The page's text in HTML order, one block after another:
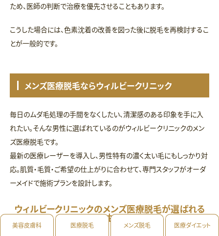
ため、医師の判断で治療を優先させることもあります。
こうした場合には、色素沈着の改善を図った後に脱毛を再検討するこ
とが一般的です。
メンズ医療脱毛ならウィルビークリニック
毎日のムダ毛処理の手間をなくしたい、清潔感のある印象を手に入
れたい。そんな男性に選ばれているのがウィルビークリニックのメン
ズ医療脱毛です。
最新の医療レーザーを導入し、男性特有の濃く太い毛にもしっかり対
応。肌質・毛質・ご希望の仕上がりに合わせて、専門スタッフがオーダ
ーメイドで施術プランを設計します。
ウィルビークリニックのメンズ医療脱毛が選ばれる
理由は
美容皮膚科 医療脱毛 メンズ脱毛 医療ダイエット